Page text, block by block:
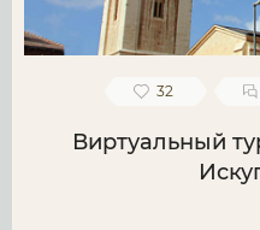
32
Виртуальный